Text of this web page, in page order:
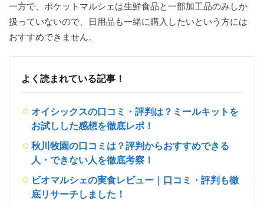
一方で、ポケットマルシェは生鮮食品と一部加工品のみしか
扱っていないので、日用品も一緒に購入したいという方には
おすすめできません。
よく読まれている記事！
オイシックスの口コミ・評判は？ミールキットを
お試しした感想を徹底レポ！
秋川牧園の口コミは？評判からおすすめできる
人・できない人を徹底考察！
ビオマルシェの実食レビュー｜口コミ・評判も徹
底リサーチしました！